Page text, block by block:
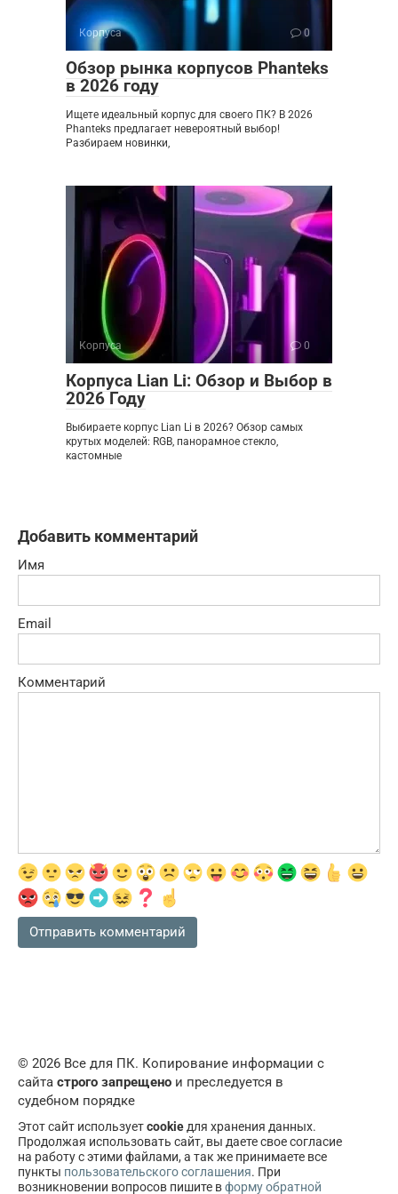
Корпуса 0
Обзор рынка корпусов Phanteks
в 2026 году
Ищете идеальный корпус для своего ПК? В 2026
Phanteks предлагает невероятный выбор!
Разбираем новинки,
Корпуса 0
Корпуса Lian Li: Обзор и Выбор в
2026 Году
Выбираете корпус Lian Li в 2026? Обзор самых
крутых моделей: RGB, панорамное стекло,
кастомные
Добавить комментарий
Имя
Email
Комментарий
© 2026 Все для ПК. Копирование информации с
сайта строго запрещено и преследуется в
судебном порядке
Этот сайт используетcookie для хранения данных.
Продолжая использовать сайт, вы даете свое согласие
на работу с этими файлами, а так же принимаете все
пункты пользовательского соглашения. При
возникновении вопросов пишите вформу обратной